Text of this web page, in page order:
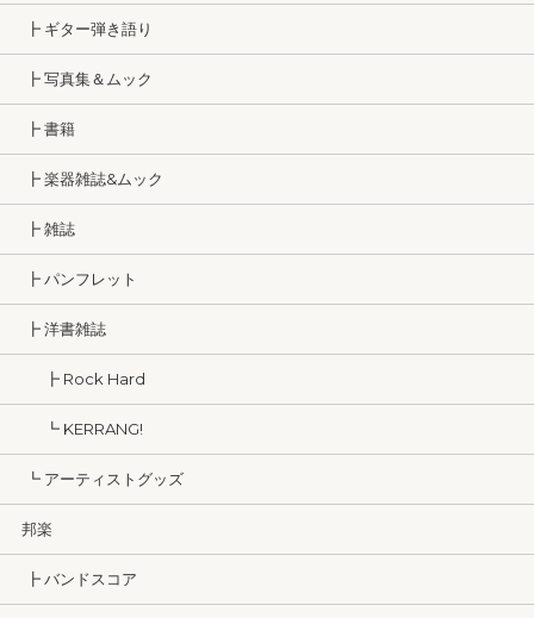
┣ ギター弾き語り
┣ 写真集＆ムック
┣ 書籍
┣ 楽器雑誌&ムック
┣ 雑誌
┣ パンフレット
┣ 洋書雑誌
┣ Rock Hard
┗ KERRANG!
┗ アーティストグッズ
邦楽
┣ バンドスコア